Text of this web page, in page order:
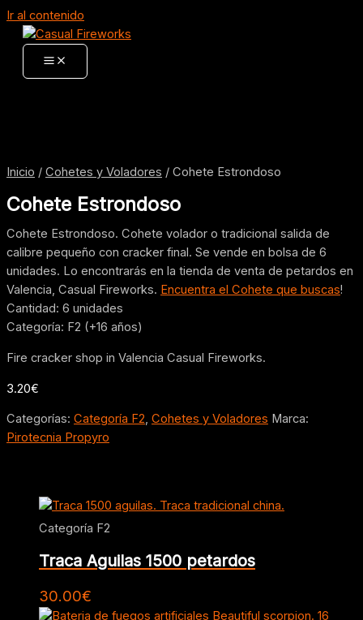
Ir al contenido
Inicio / Cohetes y Voladores / Cohete Estrondoso
Cohete Estrondoso
Cohete Estrondoso. Cohete volador o tradicional salida de
calibre pequeño con cracker final. Se vende en bolsa de 6
unidades. Lo encontrarás en la tienda de venta de petardos en
Valencia, Casual Fireworks. Encuentra el Cohete que buscas!
Cantidad: 6 unidades
Categoría: F2 (+16 años)
Fire cracker shop in Valencia Casual Fireworks.
3.20€
Categorías: Categoría F2, Cohetes y Voladores Marca:
Pirotecnia Propyro
Categoría F2
Traca Aguilas 1500 petardos
30.00€